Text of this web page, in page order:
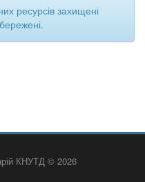
ресурсів захищені
КНУТД © 2026